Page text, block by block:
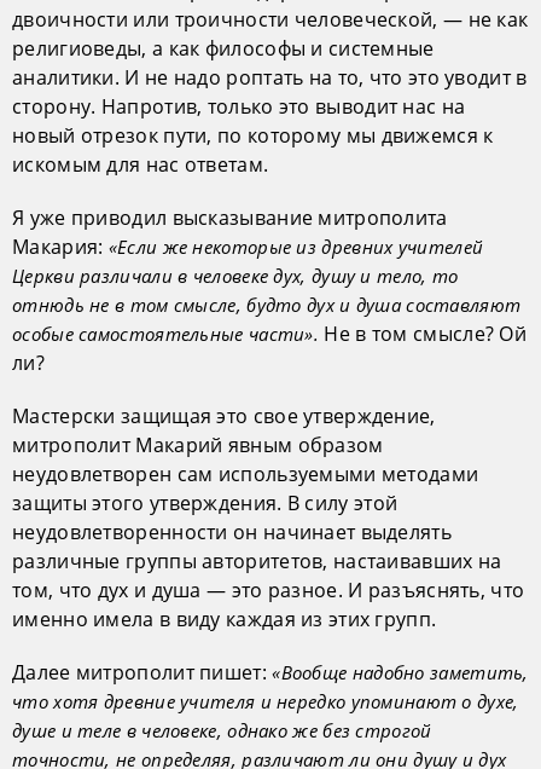
двоичности или троичности человеческой, — не как
религиоведы, а как философы и системные
аналитики. И не надо роптать на то, что это уводит в
сторону. Напротив, только это выводит нас на
новый отрезок пути, по которому мы движемся к
искомым для нас ответам.
Я уже приводил высказывание митрополита
Макария: «Если же некоторые из древних учителей
Церкви различали в человеке дух, душу и тело, то
отнюдь не в том смысле, будто дух и душа составляют
особые самостоятельные части». Не в том смысле? Ой
ли?
Мастерски защищая это свое утверждение,
митрополит Макарий явным образом
неудовлетворен сам используемыми методами
защиты этого утверждения. В силу этой
неудовлетворенности он начинает выделять
различные группы авторитетов, настаивавших на
том, что дух и душа — это разное. И разъяснять, что
именно имела в виду каждая из этих групп.
Далее митрополит пишет:«Вообще надобно заметить,
что хотя древние учителя и нередко упоминают о духе,
душе и теле в человеке, однако же без строгой
точности, не определяя, различают ли они душу и дух